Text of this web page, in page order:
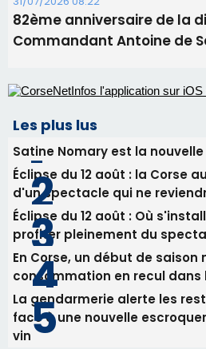
05/08/2026 09:53
Biguglia : messe de la
procession le 14 août
Tennis - Début ce week-
RCPV
31/07/2026 08:22
82ème anniversaire de la
Commandant Antoine de
Les plus lus
Satine Nomary est la nouvelle
Éclipse du 12 août : la Corse
d'un spectacle qui ne